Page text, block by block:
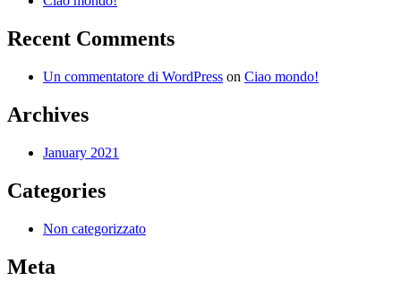
Recent Comments
Un commentatore di WordPress on Ciao mondo!
Archives
January 2021
Categories
Non categorizzato
Meta